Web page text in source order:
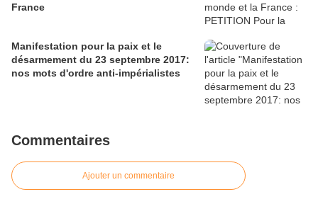
France
Manifestation pour la paix et le
désarmement du 23 septembre 2017:
nos mots d'ordre anti-impérialistes
Commentaires
Ajouter un commentaire